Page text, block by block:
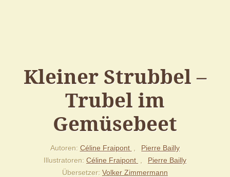
Kleiner Strubbel –
Trubel im
Gemüsebeet
Autoren Céline Fraipont
Pierre Bailly
Illustratoren Céline Fraipont
Pierre Bailly
Übersetzer Volker Zimmermann